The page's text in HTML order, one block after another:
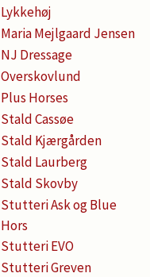
Lykkehøj
Maria Mejlgaard Jensen
NJ Dressage
Overskovlund
Plus Horses
Stald Cassøe
Stald Kjærgården
Stald Laurberg
Stald Skovby
Stutteri Ask og Blue
Hors
Stutteri EVO
Stutteri Greven